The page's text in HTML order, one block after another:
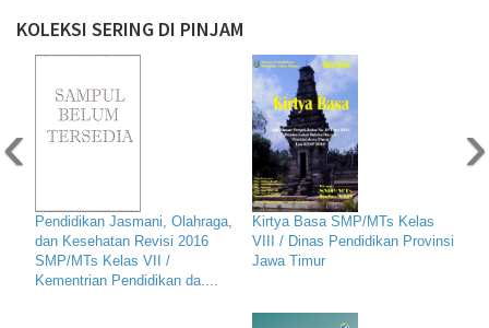
KOLEKSI SERING DI PINJAM
Pendidikan Jasmani, Olahraga,
dan Kesehatan Revisi 2016
SMP/MTs Kelas VII /
Kementrian Pendidikan da....
Kirtya Basa SMP/MTs Kelas
VIII / Dinas Pendidikan Provinsi
Jawa Timur
‹ ›